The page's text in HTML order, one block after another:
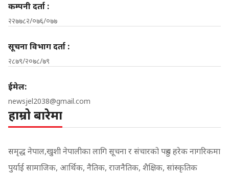
कम्पनी दर्ता :
२२७७८२/०७६/०७७
सूचना विभाग दर्ता :
२८७९/२०७८/७९
ईमेल:
newsjel2038@gmail.com
हाम्रो बारेमा
समृद्ध नेपाल,खुशी नेपालीका लागि सूचना र संचारको पहुच हरेक नागरिकमा
पुर्याई सामाजिक, आर्थिक, नैतिक, राजनैतिक, शैक्षिक, सांस्कृतिक